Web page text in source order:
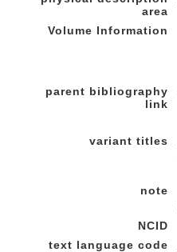
area
Volume Information
parent bibliography
link
variant titles
note
NCID
text language code